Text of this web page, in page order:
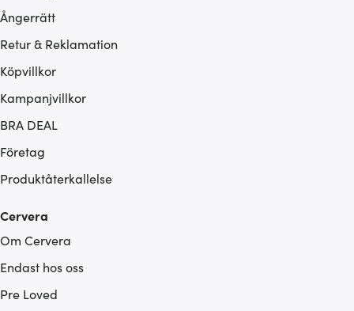
Ångerrätt
Retur & Reklamation
Köpvillkor
Kampanjvillkor
BRA DEAL
Företag
Produktåterkallelse
Cervera
Om Cervera
Endast hos oss
Pre Loved